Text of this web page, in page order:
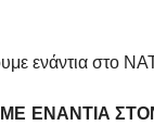
ενάντια στο
ΣΤΟΝ